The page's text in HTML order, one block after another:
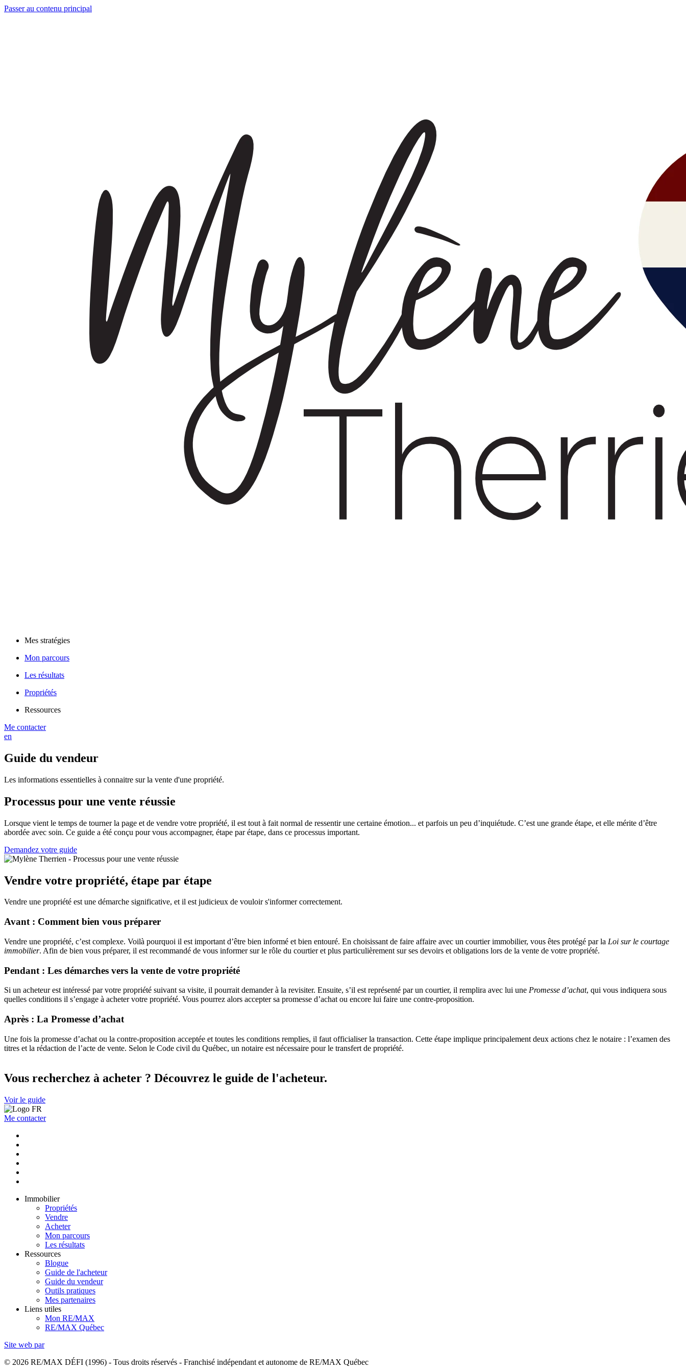
Passer au contenu principal
Mes stratégies
Mon parcours
Les résultats
Propriétés
Ressources
Me contacter
en
Guide du vendeur
Les informations essentielles à connaitre sur la vente d'une propriété.
Processus pour une vente réussie
Lorsque vient le temps de tourner la page et de vendre votre propriété, il est tout à fait normal de ressentir une certaine émotion... et parfois un peu d’inquiétude. C’est une grande étape, et elle mérite d’être
abordée avec soin. Ce guide a été conçu pour vous accompagner, étape par étape, dans ce processus important.
Demandez votre guide
Vendre votre propriété, étape par étape
Vendre une propriété est une démarche significative, et il est judicieux de vouloir s'informer correctement.
Avant : Comment bien vous préparer
Vendre une propriété, c’est complexe. Voilà pourquoi il est important d’être bien informé et bien entouré. En choisissant de faire affaire avec un courtier immobilier, vous êtes protégé par la Loi sur le courtage
immobilier. Afin de bien vous préparer, il est recommandé de vous informer sur le rôle du courtier et plus particulièrement sur ses devoirs et obligations lors de la vente de votre propriété.
Pendant : Les démarches vers la vente de votre propriété
Si un acheteur est intéressé par votre propriété suivant sa visite, il pourrait demander à la revisiter. Ensuite, s’il est représenté par un courtier, il remplira avec lui une Promesse d’achat, qui vous indiquera sous
quelles conditions il s’engage à acheter votre propriété. Vous pourrez alors accepter sa promesse d’achat ou encore lui faire une contre-proposition.
Après : La Promesse d’achat
Une fois la promesse d’achat ou la contre-proposition acceptée et toutes les conditions remplies, il faut officialiser la transaction. Cette étape implique principalement deux actions chez le notaire : l’examen des
titres et la rédaction de l’acte de vente. Selon le Code civil du Québec, un notaire est nécessaire pour le transfert de propriété.
Vous recherchez à acheter ? Découvrez le guide de l'acheteur.
Voir le guide
Me contacter
Immobilier
Propriétés
Vendre
Acheter
Mon parcours
Les résultats
Ressources
Blogue
Guide de l'acheteur
Guide du vendeur
Outils pratiques
Mes partenaires
Liens utiles
Mon RE/MAX
RE/MAX Québec
Site web par
© 2026 RE/MAX DÉFI (1996) - Tous droits réservés - Franchisé indépendant et autonome de RE/MAX Québec